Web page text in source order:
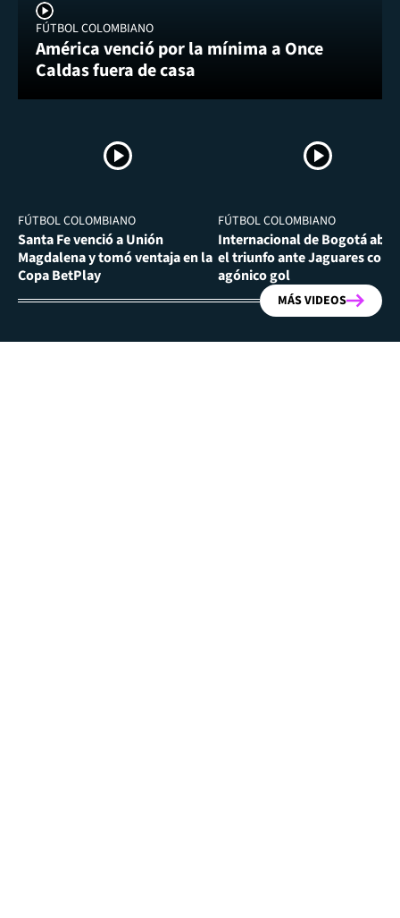
FÚTBOL COLOMBIANO
América venció por la mínima a Once
Caldas fuera de casa
FÚTBOL COLOMBIANO
Santa Fe venció a Unión
Magdalena y tomó ventaja en la
Copa BetPlay
FÚTBOL COLOMBIANO
Internacional de Bogotá
el triunfo ante Jaguares con
agónico gol
MÁS VIDEOS